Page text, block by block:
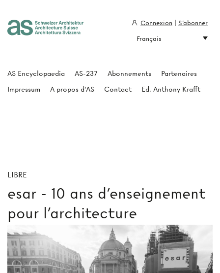
LIBRE
esar - 10 ans d'enseignement
pour l'architecture
AS Encyclopaedia AS-237 Abonnements
Partenaires
Impressum
A propos d'AS Contact Ed. Anthony Krafft
Connexion
S'abonner
Français